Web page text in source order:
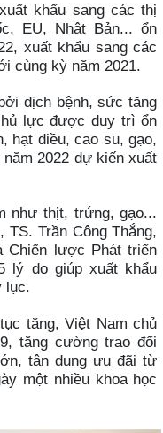
khẩu sang các thị
EU, Nhật Bản... ổn
xuất khẩu sang các
cùng kỳ năm 2021.
dịch bệnh, sức tăng
lực được duy trì ổn
hạt điều, cao su, gạo,
2022 dự kiến xuất
như thịt, trứng, gạo...
Trần Công Thắng,
Chiến lược Phát triển
lý do giúp xuất khẩu
lục.
tăng, Việt Nam chủ
tăng cường trao đổi
tận dụng ưu đãi từ
một nhiều khoa học